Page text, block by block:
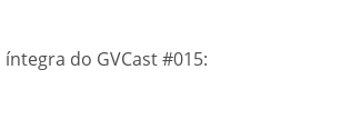
do GVCast #015: